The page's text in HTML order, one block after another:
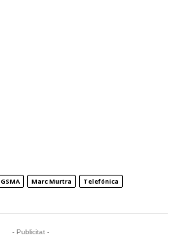
GSMA Marc Murtra
Telefónica
- Publicitat -